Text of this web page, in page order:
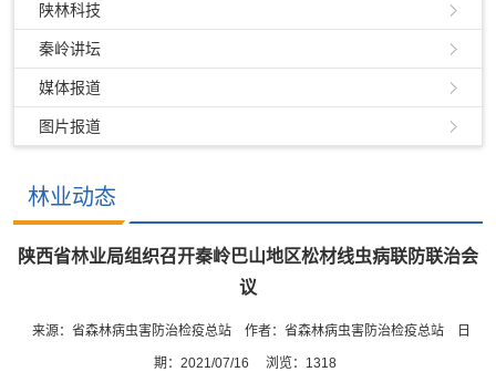
陕林科技
秦岭讲坛
媒体报道
图片报道
林业动态
陕西省林业局组织召开秦岭巴山地区松材线虫病联防联治会
议
来源：省森林病虫害防治检疫总站 作者：省森林病虫害防治检疫总站 日
期：2021/07/16 浏览： 1318